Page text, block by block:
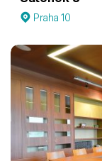
Praha 10